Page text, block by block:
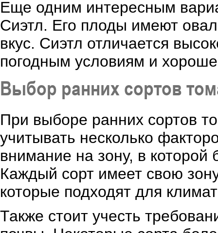
Еще одним интересным
Сиэтл. Его плоды имеют
вкус. Сиэтл отличается
погодным условиям и
Выбор ранних сортов
При выборе ранних сортов
учитывать несколько
внимание на зону, в
Каждый сорт имеет свою
которые подходят для
Также стоит учесть